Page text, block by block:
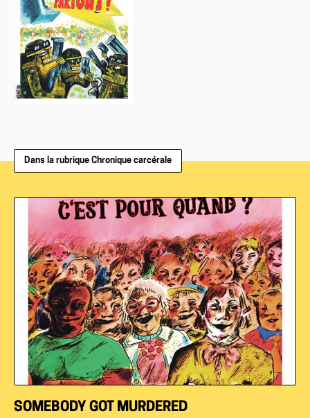
Dans la rubrique Chronique carcérale
SOMEBODY GOT MURDERED